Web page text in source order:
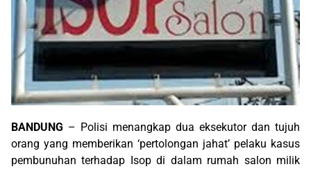
BANDUNG – Polisi menangkap dua eksekutor dan tujuh
orang yang memberikan ‘pertolongan jahat’ pelaku kasus
pembunuhan terhadap Isop di dalam rumah salon milik